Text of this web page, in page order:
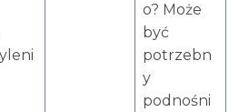
o? Może
być
potrzebn
y
podnośni